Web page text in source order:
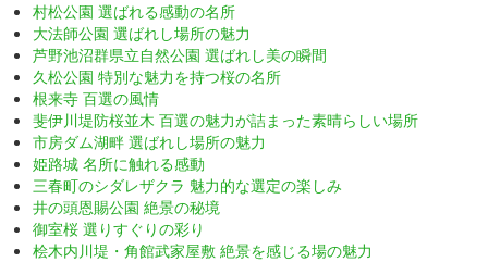
村松公園 選ばれる感動の名所
大法師公園 選ばれし場所の魅力
芦野池沼群県立自然公園 選ばれし美の瞬間
久松公園 特別な魅力を持つ桜の名所
根来寺 百選の風情
斐伊川堤防桜並木 百選の魅力が詰まった素晴らしい場所
市房ダム湖畔 選ばれし場所の魅力
姫路城 名所に触れる感動
三春町のシダレザクラ 魅力的な選定の楽しみ
井の頭恩賜公園 絶景の秘境
御室桜 選りすぐりの彩り
桧木内川堤・角館武家屋敷 絶景を感じる場の魅力